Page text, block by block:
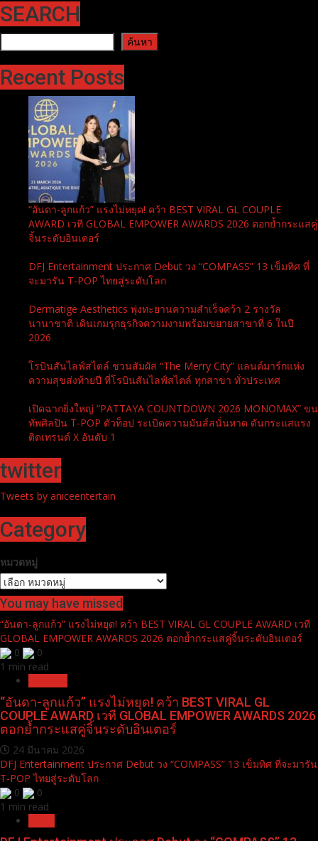
SEARCH
ค้นหา ค้นหา
Recent Posts
“อันดา-ลูกแก้ว” แรงไม่หยุด! คว้า BEST VIRAL GL COUPLE
AWARD เวที GLOBAL EMPOWER AWARDS 2026 ตอกย้ำกระแสคู่
จิ้นระดับอินเตอร์
DFJ Entertainment ประกาศ Debut วง “COMPASS” 13 เข็มทิศ ที่
จะมารัน T-POP ไทยสู่ระดับโลก
Dermatige Aesthetics พุ่งทะยานความสำเร็จคว้า 2 รางวัล
นานาชาติ เดินเกมรุกธุรกิจความงามพร้อมขยายสาขาที่ 6 ในปี
2026
โรบินสันไลฟ์สไตล์ ชวนสัมผัส “The Merry City” แลนด์มาร์กแห่ง
ความสุขส่งท้ายปี ที่โรบินสันไลฟ์สไตล์ ทุกสาขา ทั่วประเทศ
เปิดฉากยิ่งใหญ่ “PATTAYA COUNTDOWN 2026 MONOMAX” ขน
ทัพศิลปิน T-POP ตัวท็อป ระเบิดความมันส์สนั่นหาด ดันกระแสแรง
ติดเทรนด์ X อันดับ 1
twitter
Tweets by aniceentertain
Category
หมวดหมู่
You may have missed
“อันดา-ลูกแก้ว” แรงไม่หยุด! คว้า BEST VIRAL GL COUPLE AWARD เวที
GLOBAL EMPOWER AWARDS 2026 ตอกย้ำกระแสคู่จิ้นระดับอินเตอร์
0
0
1 min read
“อันดา-ลูกแก้ว” แรงไม่หยุด! คว้า BEST VIRAL GL
COUPLE AWARD เวที GLOBAL EMPOWER AWARDS 2026
ตอกย้ำกระแสคู่จิ้นระดับอินเตอร์
24 มีนาคม 2026
DFJ Entertainment ประกาศ Debut วง “COMPASS” 13 เข็มทิศ ที่จะมารัน
T-POP ไทยสู่ระดับโลก
0
0
1 min read